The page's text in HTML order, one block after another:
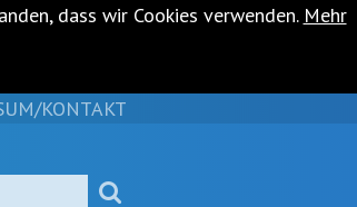
dass wir Cookies verwenden. Mehr
KONTAKT